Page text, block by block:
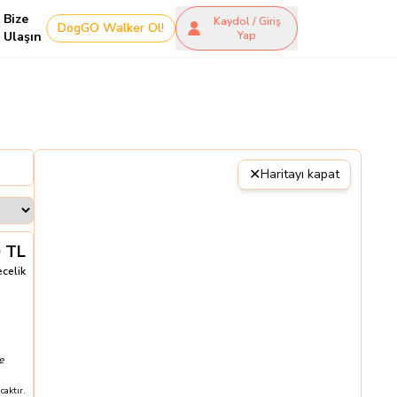
Bize
Ulaşın
DogGO Walker Ol!
Kaydol / Giriş
Yap
TL
✕Haritayı kapat